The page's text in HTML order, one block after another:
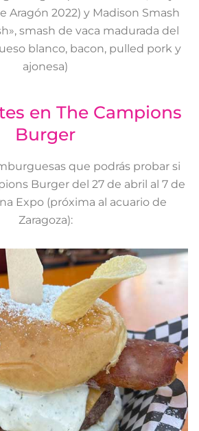
Aragón 2022) y Madison Smash
smash de vaca madurada del
blanco, bacon, pulled pork y
ajonesa)
en The Campions
Burger
que podrás probar si
Burger del 27 de abril al 7 de
Expo (próxima al acuario de
Zaragoza):